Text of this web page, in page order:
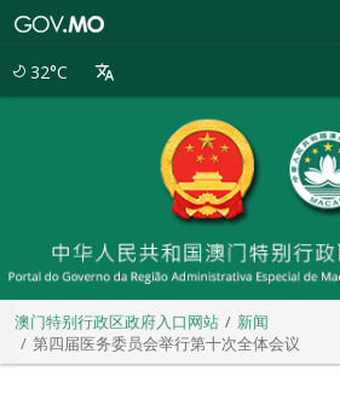
32°C
澳门特别行政区政府入口网站
新闻
第四届医务委员会举行第十次全体会议